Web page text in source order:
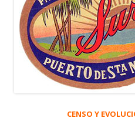
CENSO Y